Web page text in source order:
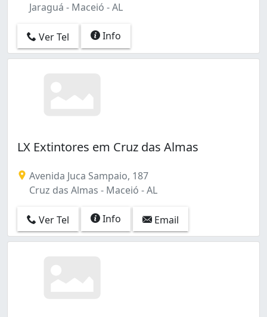
Jaraguá - Maceió - AL
Ver Tel Info
LX Extintores em Cruz das Almas
Avenida Juca Sampaio, 187
Cruz das Almas - Maceió - AL
Ver Tel Info Email